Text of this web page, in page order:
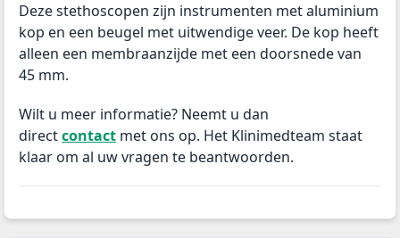
Deze stethoscopen zijn instrumenten met aluminium
kop en een beugel met uitwendige veer. De kop heeft
alleen een membraanzijde met een doorsnede van
45 mm.
Wilt u meer informatie? Neemt u dan
directcontact met ons op. Het Klinimedteam staat
klaar om al uw vragen te beantwoorden.